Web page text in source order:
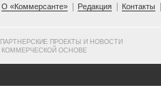
О «Коммерсанте»
Редакция Контакты
ПРОЕКТЫ И НОВОСТИ
КОММЕРЧЕСКОЙ ОСНОВЕ